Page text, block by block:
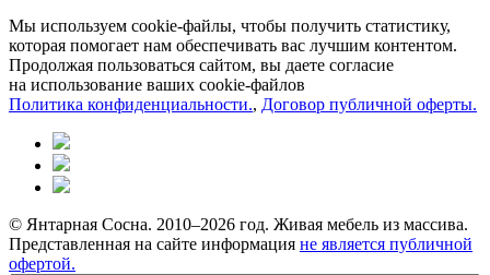
Мы используем cookie-файлы, чтобы получить статистику,
которая помогает нам обеспечивать вас лучшим контентом.
Продолжая пользоваться сайтом, вы даете согласие
на использование ваших cookie-файлов
Политика конфиденциальности., Договор публичной оферты.
© Янтарная Сосна. 2010–2026 год. Живая мебель из массива.
Представленная на сайте информация не является публичной
офертой.